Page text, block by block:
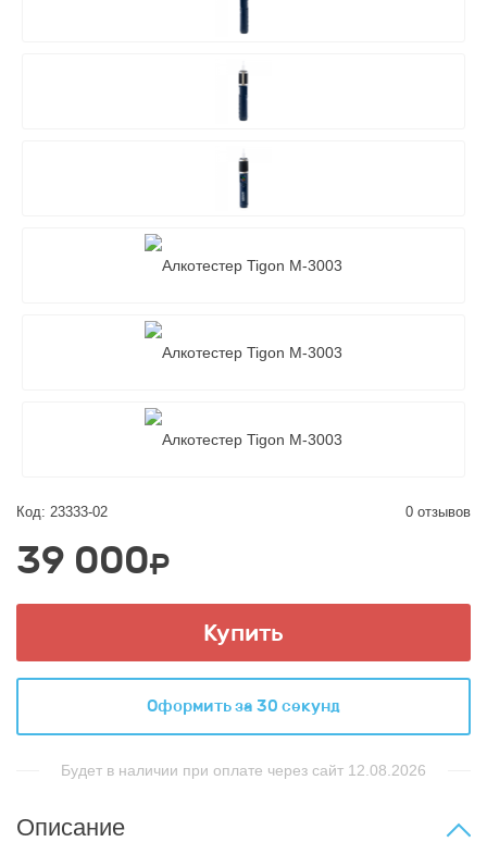
Код: 23333-02 0 отзывов
39 000₽
Купить
Оформить за 30 секунд
Будет в наличии при оплате через сайт 12.08.2026
Описание